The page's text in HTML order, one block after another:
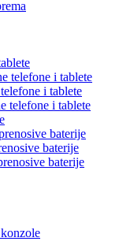
telefone i tablete
i tablete
telefone i tablete
baterije
baterije
baterije